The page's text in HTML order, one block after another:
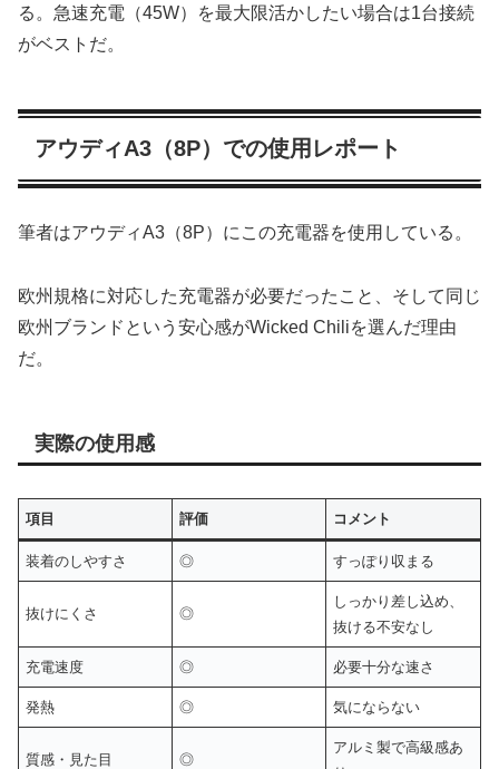
る。急速充電（45W）を最大限活かしたい場合は1台接続
がベストだ。
アウディA3（8P）での使用レポート
筆者はアウディA3（8P）にこの充電器を使用している。
欧州規格に対応した充電器が必要だったこと、そして同じ
欧州ブランドという安心感がWicked Chiliを選んだ理由
だ。
実際の使用感
項目 評価 コメント
装着のしやすさ ◎ すっぽり収まる
抜けにくさ ◎
しっかり差し込め、
抜ける不安なし
充電速度 ◎ 必要十分な速さ
発熱 ◎ 気にならない
質感・見た目 ◎
アルミ製で高級感あ